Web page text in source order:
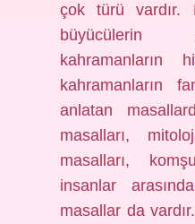
çok türü vardır.
büyücülerin
kahramanların
kahramanların
anlatan
masalları,
masalları,
insanlar
masallar da